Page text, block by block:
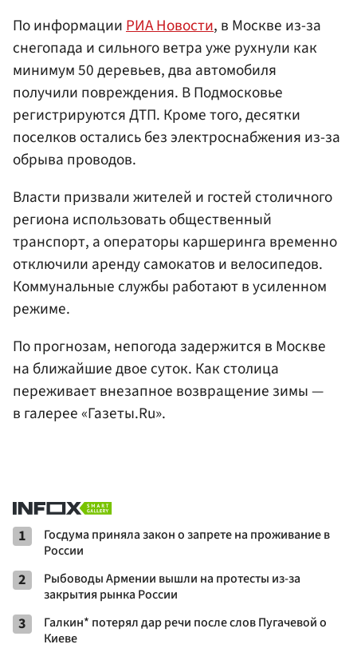
По информации РИА Новости, в Москве из-за
снегопада и сильного ветра уже рухнули как
минимум 50 деревьев, два автомобиля
получили повреждения. В Подмосковье
регистрируются ДТП. Кроме того, десятки
поселков остались без электроснабжения из-за
обрыва проводов.
Власти призвали жителей и гостей столичного
региона использовать общественный
транспорт, а операторы каршеринга временно
отключили аренду самокатов и велосипедов.
Коммунальные службы работают в усиленном
режиме.
По прогнозам, непогода задержится в Москве
на ближайшие двое суток. Как столица
переживает внезапное возвращение зимы —
в галерее «Газеты.Ru».
1
Госдума приняла закон о запрете на проживание в
России
2
Рыбоводы Армении вышли на протесты из-за
закрытия рынка России
3
Галкин* потерял дар речи после слов Пугачевой о
Киеве